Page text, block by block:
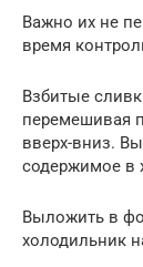
Важно их не
время
Взбитые
перемешивая
вверх-вниз.
содержимое в
Выложить в
холодильник